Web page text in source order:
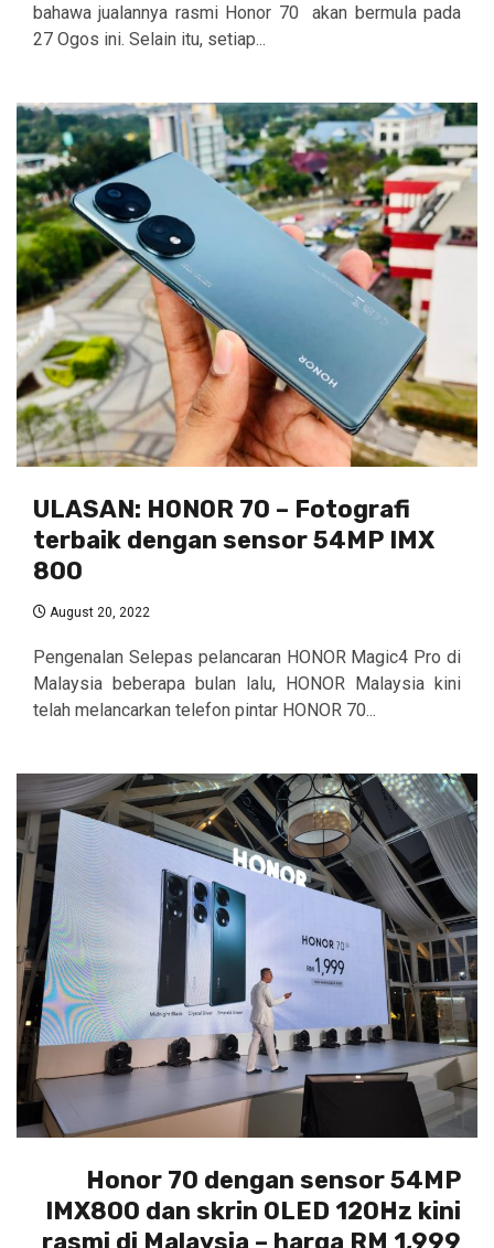
bahawa jualannya rasmi Honor 70 akan bermula pada
27 Ogos ini. Selain itu, setiap...
ULASAN: HONOR 70 – Fotografi
terbaik dengan sensor 54MP IMX
800
August 20, 2022
Pengenalan Selepas pelancaran HONOR Magic4 Pro di
Malaysia beberapa bulan lalu, HONOR Malaysia kini
telah melancarkan telefon pintar HONOR 70...
Honor 70 dengan sensor 54MP
IMX800 dan skrin OLED 120Hz kini
rasmi di Malaysia – harga RM 1,999